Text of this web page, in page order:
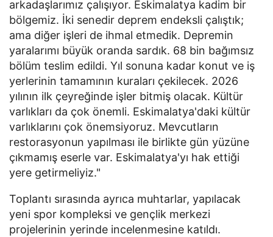
arkadaşlarımız çalışıyor. Eskimalatya kadim bir
bölgemiz. İki senedir deprem endeksli çalıştık;
ama diğer işleri de ihmal etmedik. Depremin
yaralarımı büyük oranda sardık. 68 bin bağımsız
bölüm teslim edildi. Yıl sonuna kadar konut ve iş
yerlerinin tamamının kuraları çekilecek. 2026
yılının ilk çeyreğinde işler bitmiş olacak. Kültür
varlıkları da çok önemli. Eskimalatya'daki kültür
varlıklarını çok önemsiyoruz. Mevcutların
restorasyonun yapılması ile birlikte gün yüzüne
çıkmamış eserle var. Eskimalatya'yı hak ettiği
yere getirmeliyiz."
Toplantı sırasında ayrıca muhtarlar, yapılacak
yeni spor kompleksi ve gençlik merkezi
projelerinin yerinde incelenmesine katıldı.